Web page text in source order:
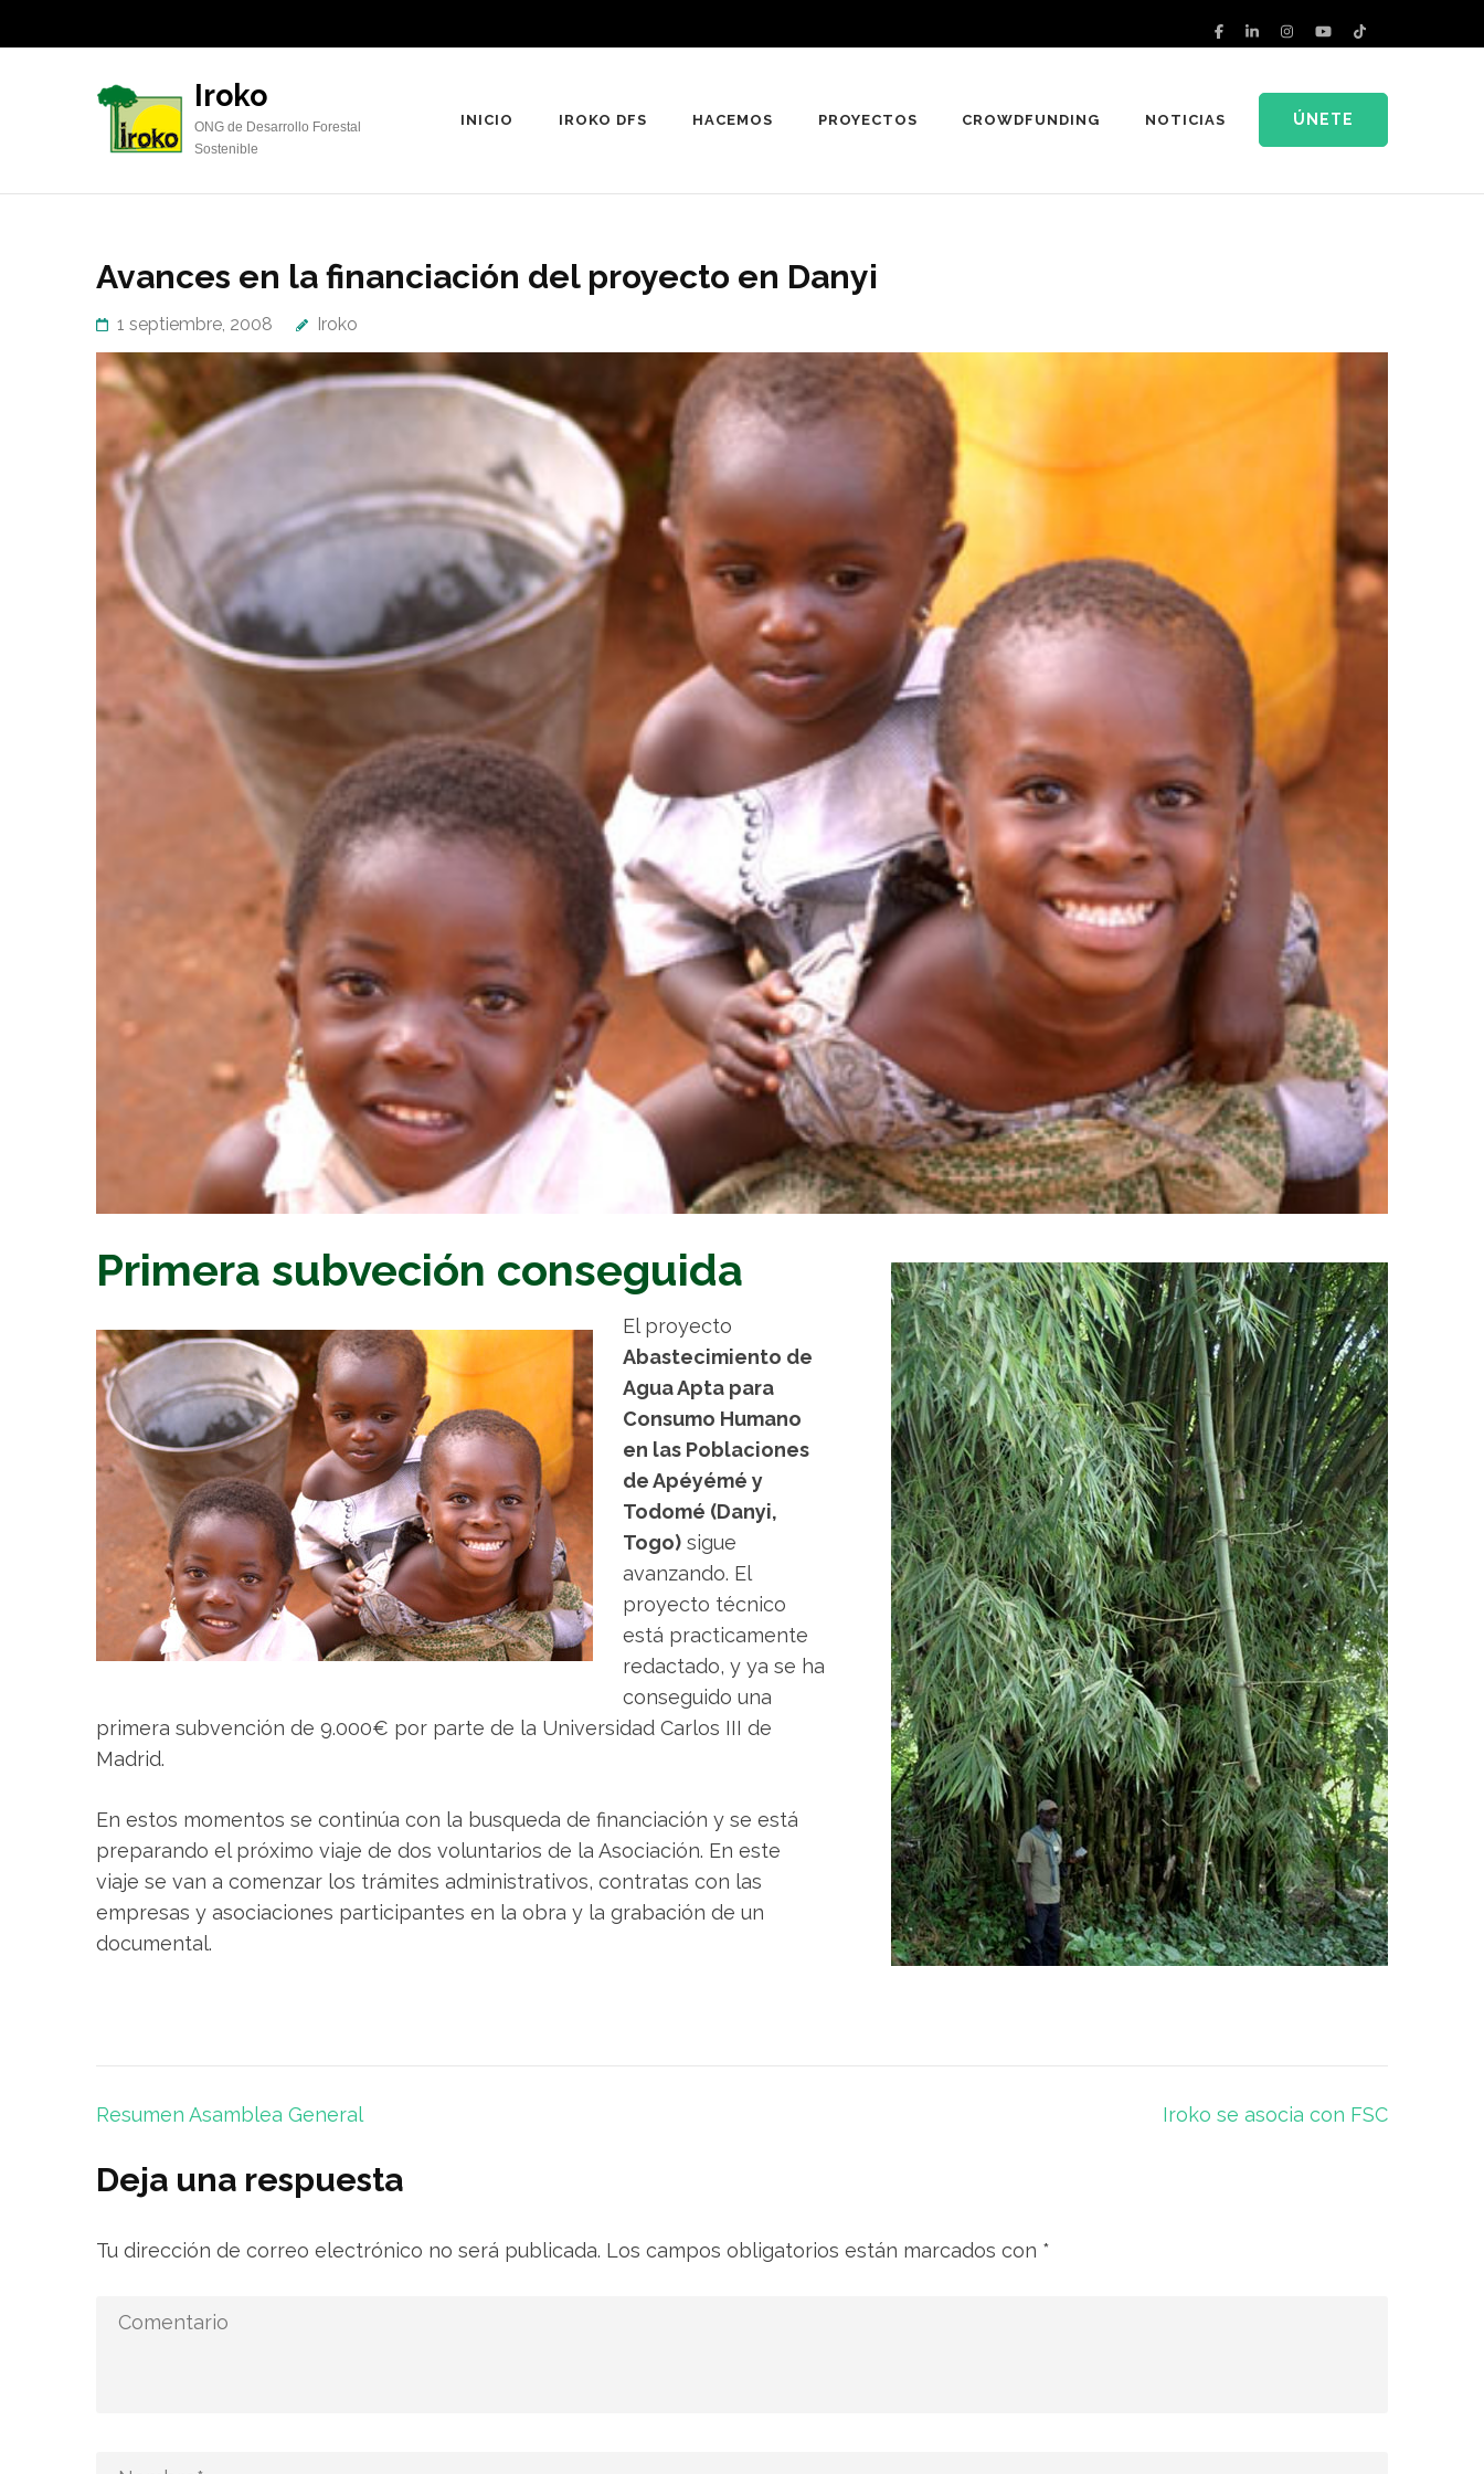
al
Intro)
Iroko
ONG de Desarrollo Forestal
Sostenible
INICIO IROKO DFS HACEMOS PROYECTOS CROWDFUNDING NOTICIAS ÚNETE
Avances en la financiación del proyecto en Danyi
1 septiembre, 2008 Iroko
Primera subveción conseguida
El proyecto
Abastecimiento de
Agua Apta para
Consumo Humano
en las Poblaciones
de Apéyémé y
Todomé (Danyi,
Togo) sigue
avanzando. El
proyecto técnico
está practicamente
redactado, y ya se ha
conseguido una
primera subvención de 9.000€ por parte de la Universidad Carlos III de
Madrid.
En estos momentos se continúa con la busqueda de financiación y se está
preparando el próximo viaje de dos voluntarios de la Asociación. En este
viaje se van a comenzar los trámites administrativos, contratas con las
empresas y asociaciones participantes en la obra y la grabación de un
documental.
Navegación
entradas
Resumen Asamblea General Iroko se asocia con FSC
Deja una respuesta
Tu dirección de correo electrónico no será publicada. Los campos obligatorios están marcados con *